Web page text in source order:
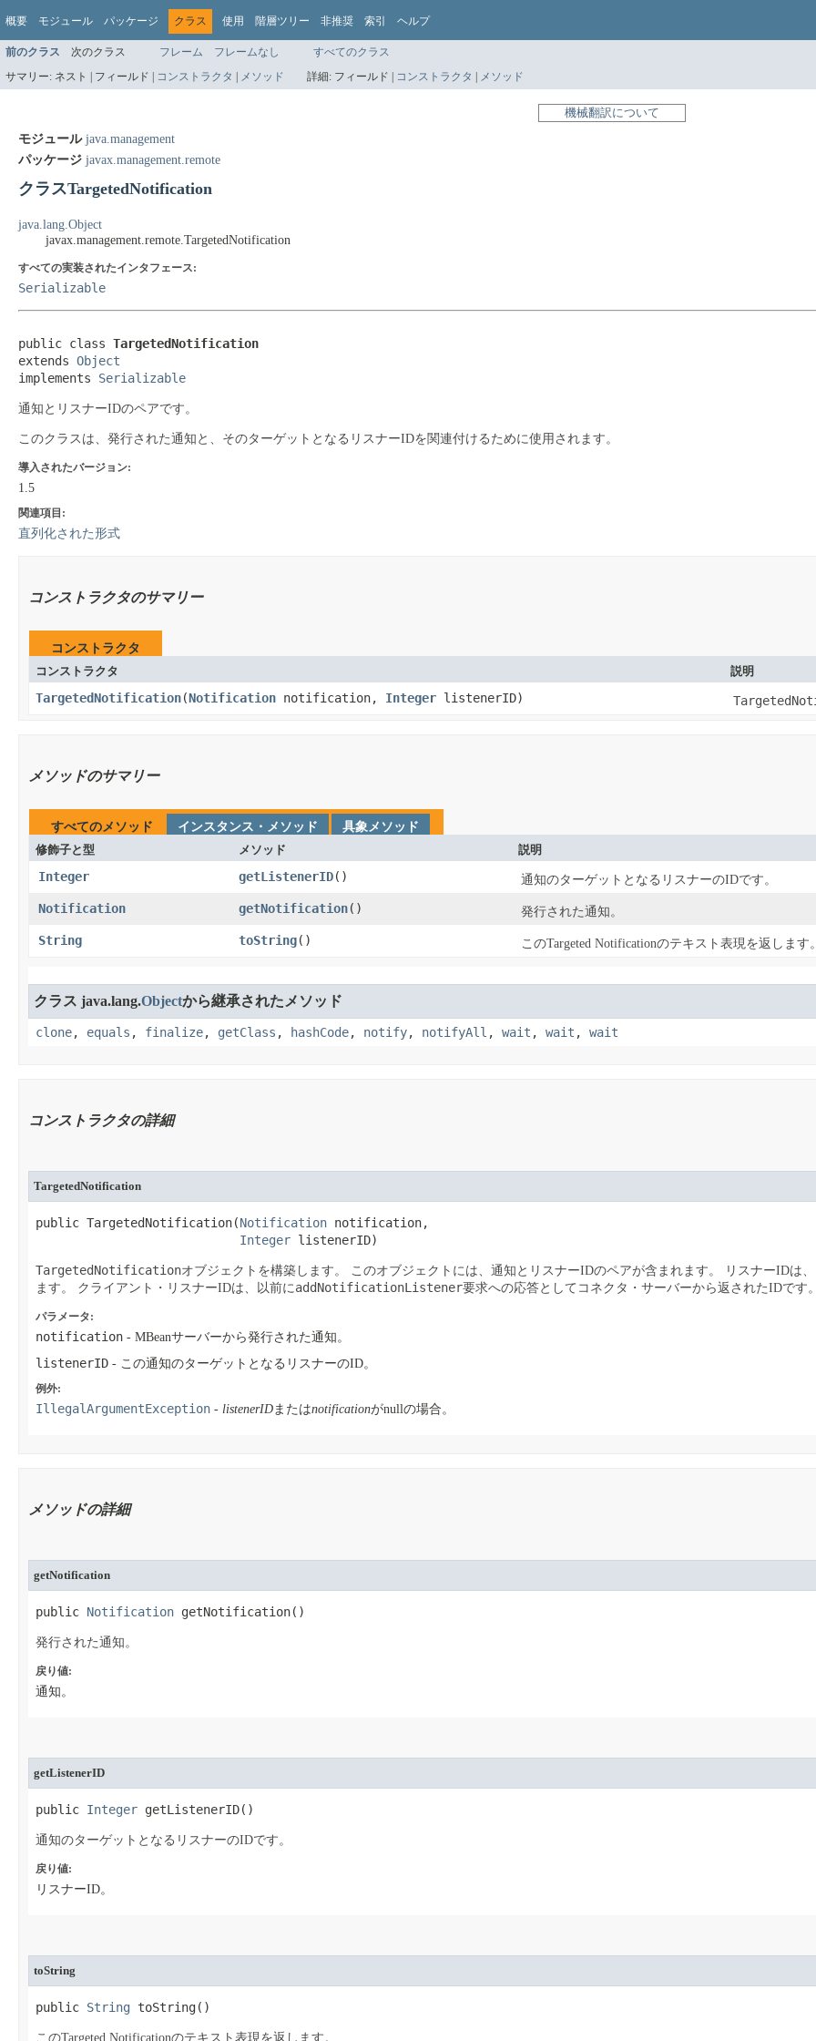
概要 モジュール パッケージ クラス 使用 階層ツリー 非推奨 索引 ヘルプ
前のクラス 次のクラス フレーム フレームなし
すべてのクラス
サマリー: ネスト | フィールド | コンストラクタ | メソッド 詳細: フィールド | コンストラクタ | メソッド
機械翻訳について
モジュール java.management
パッケージ javax.management.remote
クラスTargetedNotification
java.lang.Object
javax.management.remote.TargetedNotification
すべての実装されたインタフェース:
Serializable
public class TargetedNotification
extends Object
implements Serializable
通知とリスナーIDのペアです。
このクラスは、発行された通知と、そのターゲットとなるリスナーIDを関連付けるために使用されます。
導入されたバージョン:
1.5
関連項目:
直列化された形式
コンストラクタのサマリー
コンストラクタ
コンストラクタ
説明
TargetedNotification​(Notification notification, Integer listenerID)
メソッドのサマリー
すべてのメソッド インスタンス・メソッド
具象メソッド
修飾子と型
メソッド 説明
Integer getListenerID​() 通知のターゲットとなるリスナーのIDです。
Notification getNotification​() 発行された通知。
String toString​() このTargeted Notificationのテキスト表現を返します
クラス java.lang.Objectから継承されたメソッド
clone, equals , finalize, getClass , hashCode, notify, notifyAll , wait , wait , wait
コンストラクタの詳細
TargetedNotification
public TargetedNotification​(Notification notification,
Integer listenerID)
TargetedNotificationオブジェクトを構築します。 このオブジェクトには、通知とリスナーIDのペアが含まれます。
リスナーIDは
ます。
クライアント・リスナーIDは、以前にaddNotificationListener要求への応答としてコネクタ・サーバーから返されたIDです
パラメータ:
notification - MBeanサーバーから発行された通知。
listenerID - この通知のターゲットとなるリスナーのID。
例外:
IllegalArgumentException - listenerIDまたはnotificationがnullの場合。
メソッドの詳細
getNotification
public Notification getNotification​()
発行された通知。
戻り値:
通知。
getListenerID
public Integer getListenerID​()
通知のターゲットとなるリスナーのIDです。
戻り値:
リスナーID。
toString
public String toString​()
このTargeted Notificationのテキスト表現を返します。